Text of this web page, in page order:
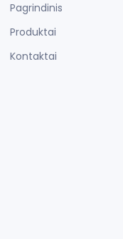
Pagrindinis
Produktai
Kontaktai